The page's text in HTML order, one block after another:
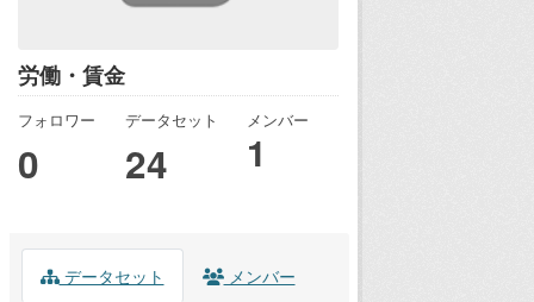
労働・賃金
フォロワー
0
データセット
24
メンバー
1
データセット メンバー